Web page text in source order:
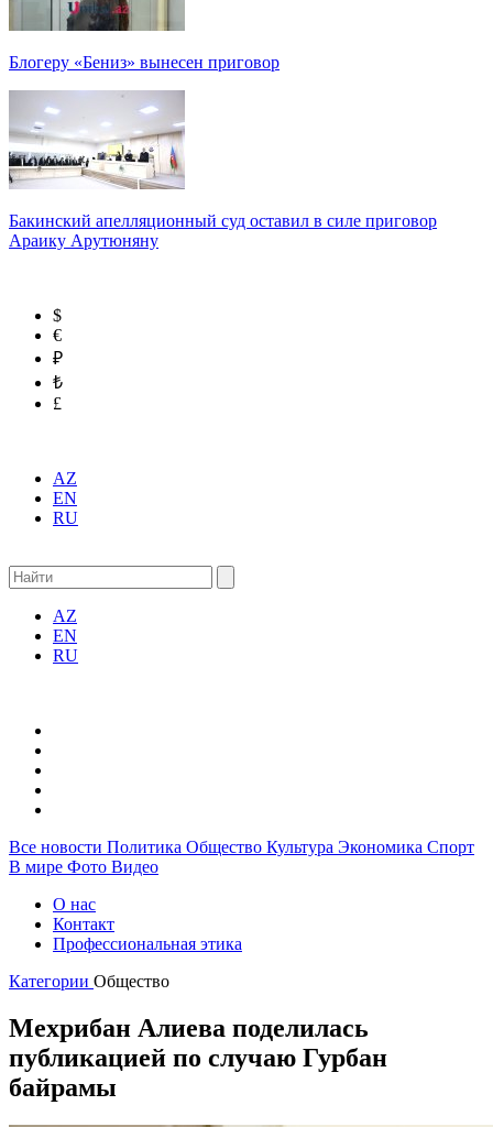
Блогеру «Бениз» вынесен приговор
Бакинский апелляционный суд оставил в силе приговор
Араику Арутюняну
$
€
₽
₺
£
AZ
EN
RU
AZ
EN
RU
Все новости Политика Общество Культура Экономика Спорт
В мире Фото Видео
О нас
Контакт
Профессиональная этика
Категории Общество
Мехрибан Алиева поделилась
публикацией по случаю Гурбан
байрамы